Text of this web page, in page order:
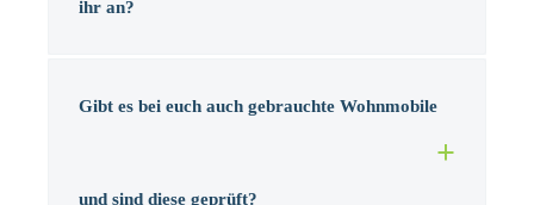
ihr an?
Gibt es bei euch auch gebrauchte Wohnmobile
und sind diese geprüft?